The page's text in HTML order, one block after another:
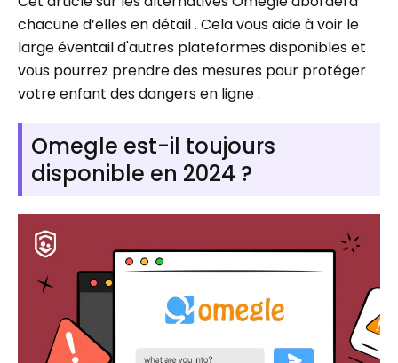
chacune d’elles en détail . Cela vous aide à voir le
large éventail d'autres plateformes disponibles et
vous pourrez prendre des mesures pour protéger
votre enfant des dangers en ligne .
Omegle est-il toujours
disponible en 2024 ?